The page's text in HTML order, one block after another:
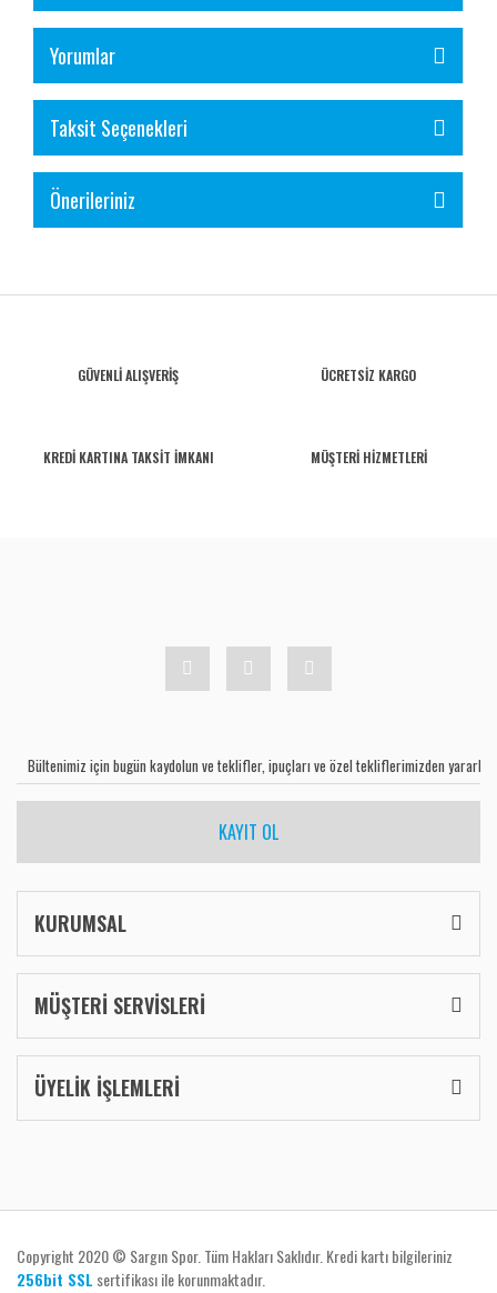
Yorumlar
Taksit Seçenekleri
Önerileriniz
GÜVENLİ ALIŞVERİŞ ÜCRETSİZ KARGO
KREDİ KARTINA TAKSİT İMKANI MÜŞTERİ HİZMETLERİ
KAYIT OL
KURUMSAL
MÜŞTERİ SERVİSLERİ
ÜYELİK İŞLEMLERİ
Copyright 2020 © Sargın Spor. Tüm Hakları Saklıdır. Kredi kartı bilgileriniz
256bit SSL sertifikası ile korunmaktadır.